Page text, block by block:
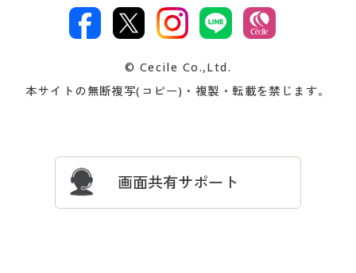
著作権・商標について 会社案内
プレゼント＆キャンペーン サイトマップ
交換・返品は お支払は
ついて
忘れの場合
© Cecile Co.,Ltd.
本サイトの無断複写(コピー)・複製・転載を禁じます。
画面共有サポート